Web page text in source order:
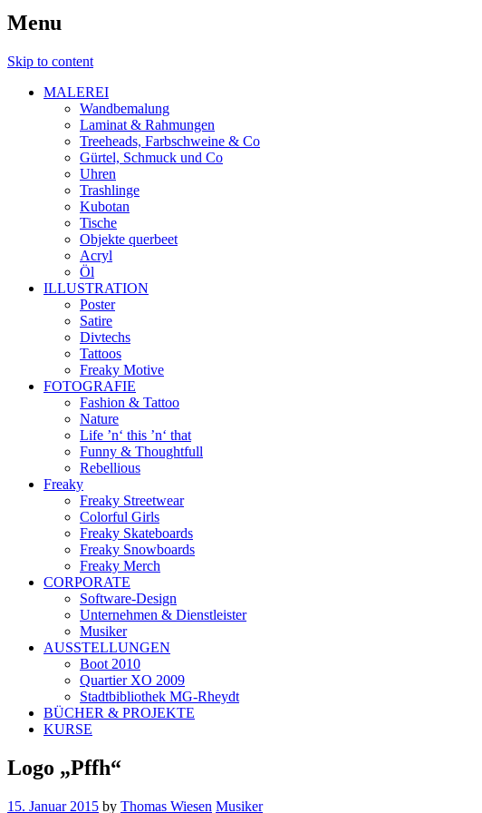
Menu
Skip to content
MALEREI
Wandbemalung
Laminat & Rahmungen
Treeheads, Farbschweine & Co
Gürtel, Schmuck und Co
Uhren
Trashlinge
Kubotan
Tische
Objekte querbeet
Acryl
Öl
ILLUSTRATION
Poster
Satire
Divtechs
Tattoos
Freaky Motive
FOTOGRAFIE
Fashion & Tattoo
Nature
Life ’n‘ this ’n‘ that
Funny & Thoughtfull
Rebellious
Freaky
Freaky Streetwear
Colorful Girls
Freaky Skateboards
Freaky Snowboards
Freaky Merch
CORPORATE
Software-Design
Unternehmen & Dienstleister
Musiker
AUSSTELLUNGEN
Boot 2010
Quartier XO 2009
Stadtbibliothek MG-Rheydt
BÜCHER & PROJEKTE
KURSE
Logo „Pffh“
15. Januar 2015 by Thomas Wiesen Musiker